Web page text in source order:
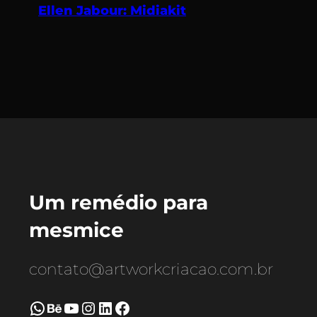
Ellen Jabour: Midiakit
Um remédio para
mesmice
contato@artworkcriacao.com.br
WhatsApp Behance Youtube Instagram LinkedIn Facebook